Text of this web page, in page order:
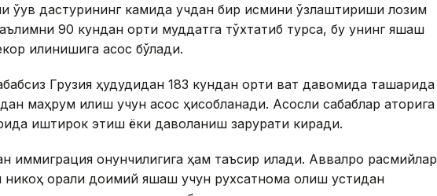
ўқув дастурининг камида учдан бир қисмини ўзлаштириши лозим
90 кундан ортиқ муддатга тўхтатиб турса, бу унинг яшаш
қилинишига асос бўлади.
Грузия ҳудудидан 183 кундан ортиқ вақт давомида ташқарида
маҳрум қилиш учун асос ҳисобланади. Асосли сабаблар қаторига
иштирок этиш ёки даволаниш зарурати киради.
иммиграция қонунчилигига ҳам таъсир қилади. Аввалроқ расмийлар
никоҳ орқали доимий яшаш учун рухсатнома олиш устидан